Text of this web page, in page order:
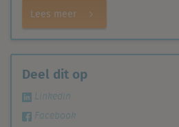
Lees meer
Deel dit op
Linkedin
Facebook